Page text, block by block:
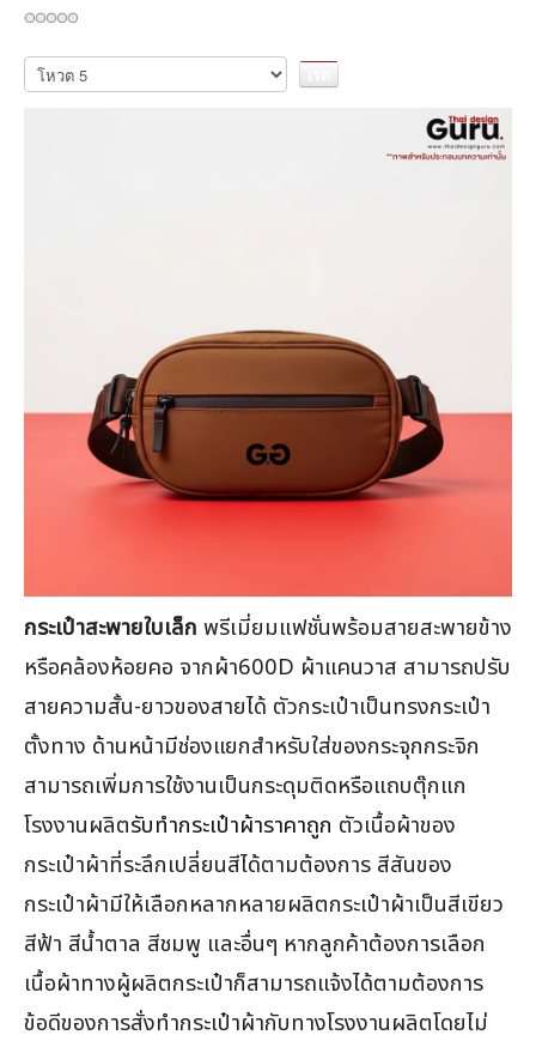
กรุณา
ให้
กระเป๋าสะพายใบเล็ก พรีเมี่ยมแฟชั่นพร้อมสายสะพายข้าง
หรือคล้องห้อยคอ จากผ้า600D ผ้าแคนวาส สามารถปรับ
สายความสั้น-ยาวของสายได้ ตัวกระเป๋าเป็นทรงกระเป๋า
ตั้งทาง ด้านหน้ามีช่องแยกสำหรับใส่ของกระจุกกระจิก
สามารถเพิ่มการใช้งานเป็นกระดุมติดหรือแถบตุ๊กแก
โรงงานผลิตรับทำกระเป๋าผ้าราคาถูก ตัวเนื้อผ้าของ
กระเป๋าผ้าที่ระลึกเปลี่ยนสีได้ตามต้องการ สีสันของ
กระเป๋าผ้ามีให้เลือกหลากหลายผลิตกระเป๋าผ้าเป็นสีเขียว
สีฟ้า สีน้ำตาล สีชมพู และอื่นๆ หากลูกค้าต้องการเลือก
เนื้อผ้าทางผู้ผลิตกระเป๋าก็สามารถแจ้งได้ตามต้องการ
ข้อดีของการสั่งทำกระเป๋าผ้ากับทางโรงงานผลิตโดยไม่